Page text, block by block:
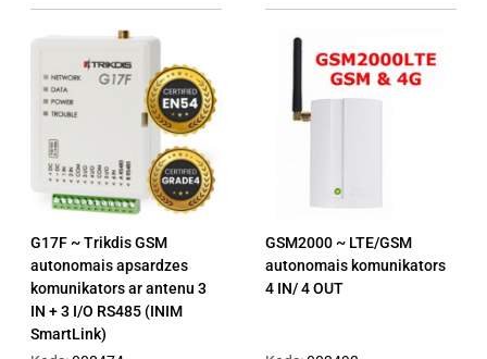
G17F ~ Trikdis GSM
autonomais apsardzes
komunikators ar antenu 3
IN + 3 I/O RS485 (INIM
SmartLink)
GSM2000 ~ LTE/GSM
autonomais komunikators
4 IN/ 4 OUT